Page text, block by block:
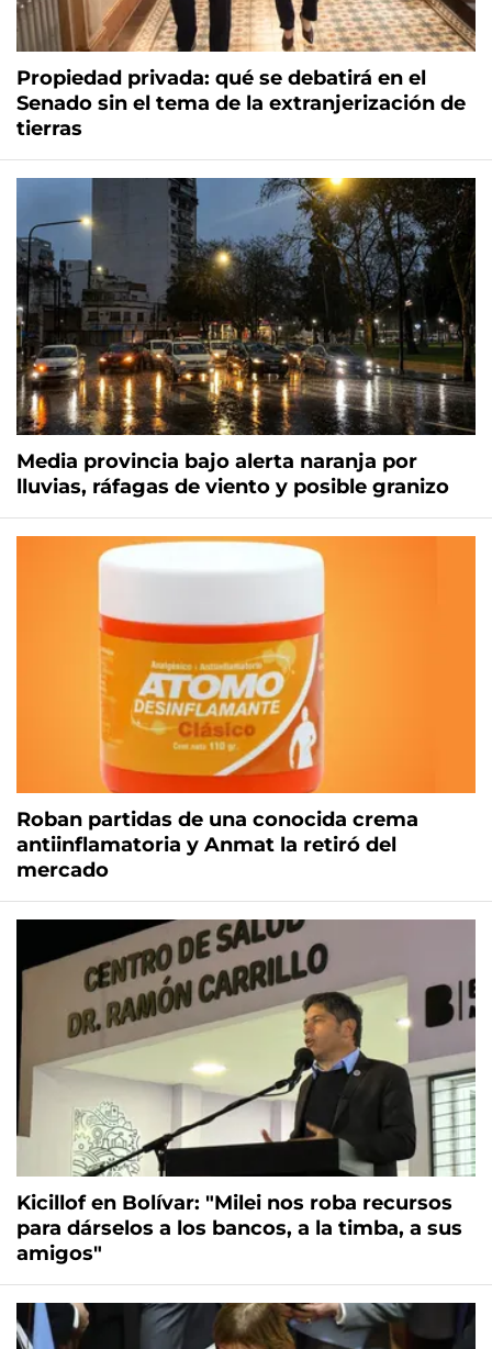
Propiedad privada: qué se debatirá en el
Senado sin el tema de la extranjerización de
tierras
Media provincia bajo alerta naranja por
lluvias, ráfagas de viento y posible granizo
Roban partidas de una conocida crema
antiinflamatoria y Anmat la retiró del
mercado
Kicillof en Bolívar: "Milei nos roba recursos
para dárselos a los bancos, a la timba, a sus
amigos"